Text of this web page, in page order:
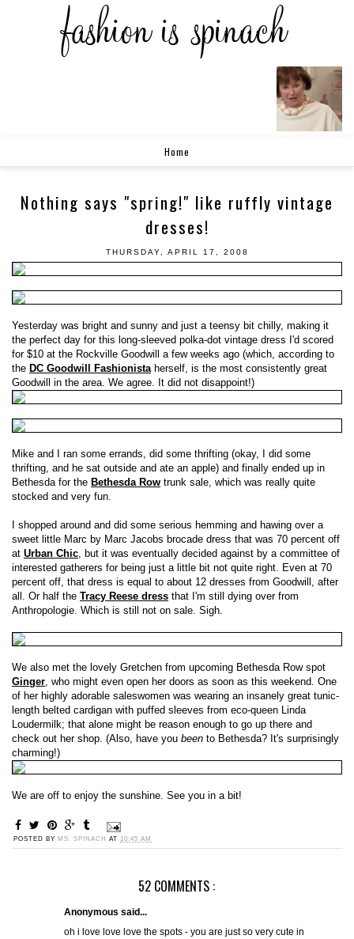
Home
Nothing says "spring!" like ruffly vintage
dresses!
THURSDAY, APRIL 17, 2008
Yesterday was bright and sunny and just a teensy bit chilly, making it
the perfect day for this long-sleeved polka-dot vintage dress I'd scored
for $10 at the Rockville Goodwill a few weeks ago (which, according to
the DC Goodwill Fashionista herself, is the most consistently great
Goodwill in the area. We agree. It did not disappoint!)
Mike and I ran some errands, did some thrifting (okay, I did some
thrifting, and he sat outside and ate an apple) and finally ended up in
Bethesda for the Bethesda Row trunk sale, which was really quite
stocked and very fun.
I shopped around and did some serious hemming and hawing over a
sweet little Marc by Marc Jacobs brocade dress that was 70 percent off
at Urban Chic , but it was eventually decided against by a committee of
interested gatherers for being just a little bit not quite right. Even at 70
percent off, that dress is equal to about 12 dresses from Goodwill, after
all. Or half the Tracy Reese dress that I'm still dying over from
Anthropologie. Which is still not on sale. Sigh.
We also met the lovely Gretchen from upcoming Bethesda Row spot
Ginger , who might even open her doors as soon as this weekend. One
of her highly adorable saleswomen was wearing an insanely great tunic-
length belted cardigan with puffed sleeves from eco-queen Linda
Loudermilk; that alone might be reason enough to go up there and
check out her shop. (Also, have you been to Bethesda? It's surprisingly
charming!)
We are off to enjoy the sunshine. See you in a bit!
POSTED BY MS. SPINACH AT 10:45 AM
52 COMMENTS :
Anonymous said...
oh i love love love the spots - you are just so very cute in